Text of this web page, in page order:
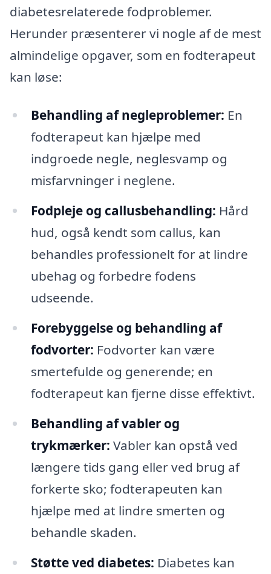
diabetesrelaterede fodproblemer.
Herunder præsenterer vi nogle af de mest
almindelige opgaver, som en fodterapeut
kan løse:
Behandling af negleproblemer: En
fodterapeut kan hjælpe med
indgroede negle, neglesvamp og
misfarvninger i neglene.
Fodpleje og callusbehandling: Hård
hud, også kendt som callus, kan
behandles professionelt for at lindre
ubehag og forbedre fodens
udseende.
Forebyggelse og behandling af
fodvorter: Fodvorter kan være
smertefulde og generende; en
fodterapeut kan fjerne disse effektivt.
Behandling af vabler og
trykmærker: Vabler kan opstå ved
længere tids gang eller ved brug af
forkerte sko; fodterapeuten kan
hjælpe med at lindre smerten og
behandle skaden.
Støtte ved diabetes: Diabetes kan